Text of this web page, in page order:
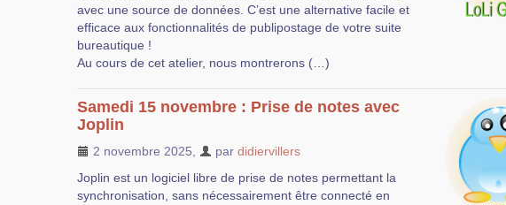
avec une source de données. C’est une alternative facile et
efficace aux fonctionnalités de publipostage de votre suite
bureautique !
Au cours de cet atelier, nous montrerons (…)
Samedi 15 novembre : Prise de notes avec
Joplin
2 novembre 2025 par didiervillers
Joplin est un logiciel libre de prise de notes permettant la
synchronisation, sans nécessairement être connecté en